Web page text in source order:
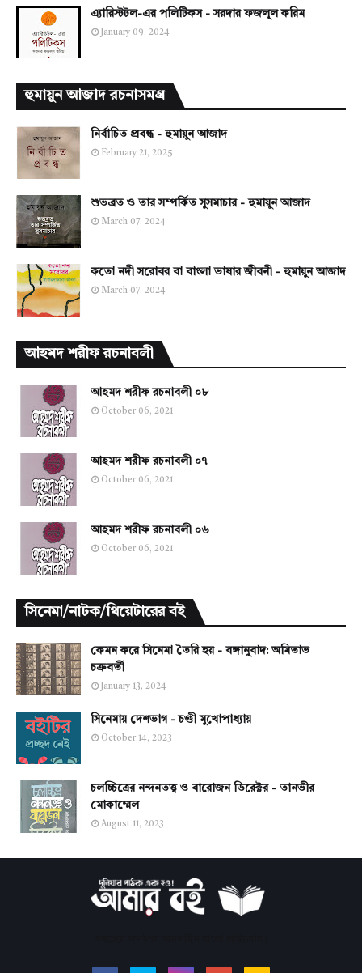
এ্যারিস্টটল-এর পলিটিকস - সরদার ফজলুল করিম
January 09, 2024
হুমায়ুন আজাদ রচনাসমগ্র
নির্বাচিত প্রবন্ধ - হুমায়ুন আজাদ
February 21, 2025
শুভব্রত ও তার সম্পর্কিত সুসমাচার - হুমায়ুন আজাদ
March 07, 2024
কতো নদী সরোবর বা বাংলা ভাষার জীবনী - হুমায়ুন আজাদ
March 07, 2024
আহমদ শরীফ রচনাবলী
আহমদ শরীফ রচনাবলী ০৮
October 06, 2021
আহমদ শরীফ রচনাবলী ০৭
October 06, 2021
আহমদ শরীফ রচনাবলী ০৬
October 06, 2021
সিনেমা/নাটক/থিয়েটারের বই
কেমন করে সিনেমা তৈরি হয় - বঙ্গানুবাদ: অমিতাভ
চক্রবর্তী
January 13, 2024
সিনেমায় দেশভাগ - চণ্ডী মুখোপাধ্যায়
October 14, 2023
চলচ্চিত্রের নন্দনতত্ত্ব ও বারোজন ডিরেক্টর - তানভীর
মোকাম্মেল
August 11, 2023